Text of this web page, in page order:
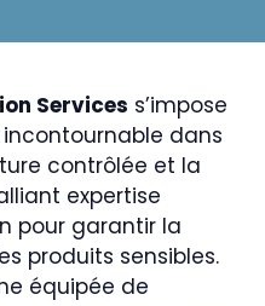
Services s’impose
dans
contrôlée et la
expertise
pour garantir la
produits sensibles.
équipée de